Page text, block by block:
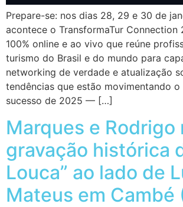
Prepare-se: nos dias 28, 29 e 30 de
acontece o TransformaTur Connection
100% online e ao vivo que reúne
turismo do Brasil e do mundo para
networking de verdade e atualização
tendências que estão movimentando
sucesso de 2025 — […]
Marques e Rodrigo
gravação histórica
Louca” ao lado de
Mateus em Cambé